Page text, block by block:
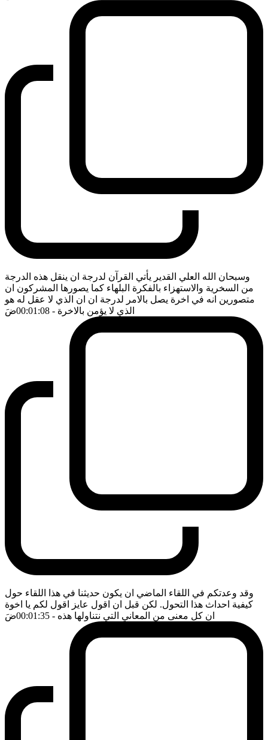
وسبحان الله العلي القدير يأتي القرآن لدرجة ان ينقل هذه الدرجة
من السخرية والاستهزاء بالفكرة البلهاء كما يصورها المشركون ان
متصورين انه في اخرة يصل بالامر لدرجة ان ان الذي لا عقل له هو
الذي لا يؤمن بالاخرة - 00:01:08 ضَ
وقد وعدتكم في اللقاء الماضي ان يكون حديثنا في هذا اللقاء حول
كيفية احداث هذا التحول. لكن قبل ان اقول عايز اقول لكم يا اخوة
ان كل معنى من المعاني التي نتناولها هذه - 00:01:35 ضَ